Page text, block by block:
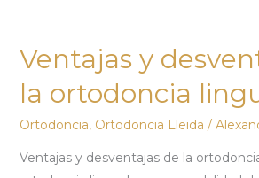
Ventajas y
la ortodoncia
Ortodoncia, Ortodoncia Lleida /
Ventajas y desventajas de la
desventajas
de
la
ortodoncia
lingual